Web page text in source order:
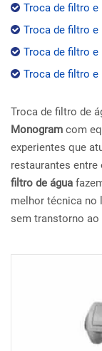
Troca de filtro e
Troca de filtro e
Troca de filtro e
Troca de filtro e
Troca de filtro de
Monogram com
experientes que
restaurantes
filtro de água
melhor técnica no
sem transtorno ao